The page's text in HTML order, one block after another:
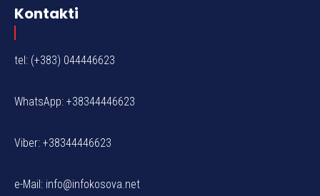
Kontakti
tel: (+383) 044446623
WhatsApp: +38344446623
Viber: +38344446623
e-Mail: info@infokosova.net